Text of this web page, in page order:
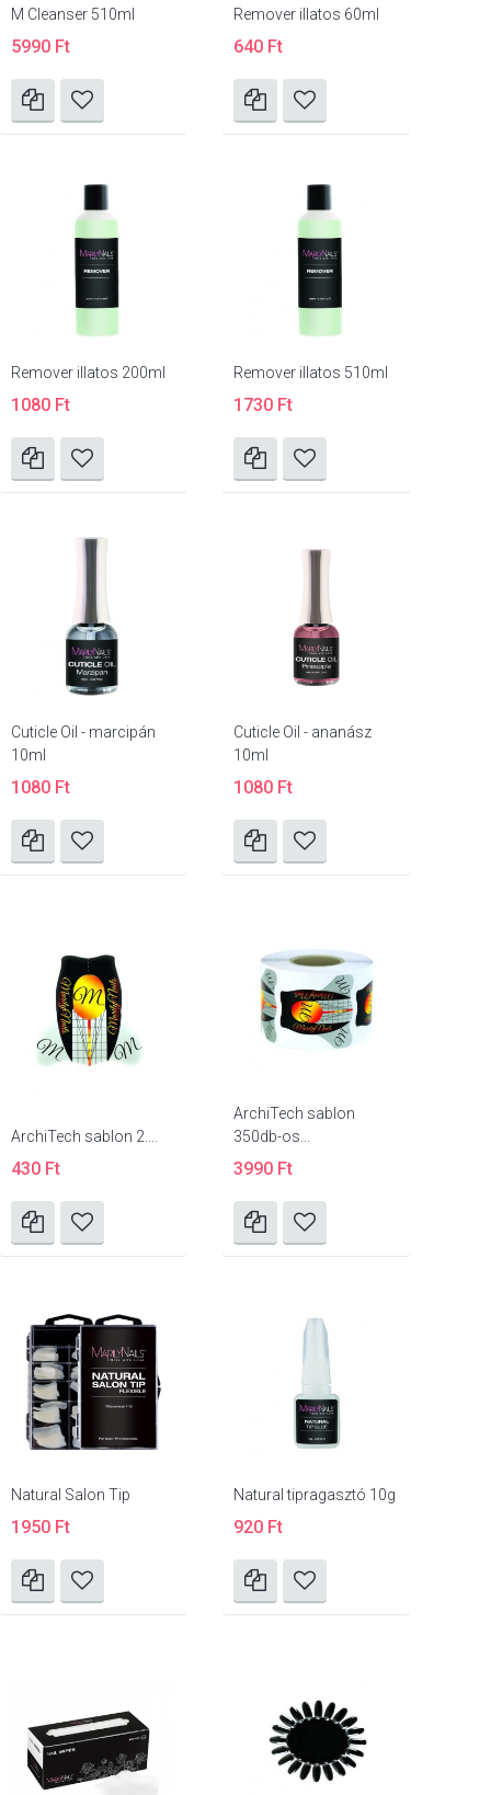
M Cleanser 510ml
5990 Ft
Remover illatos 60ml
640 Ft
Remover illatos 200ml
1080 Ft
Remover illatos 510ml
1730 Ft
Cuticle Oil - marcipán
10ml
1080 Ft
Cuticle Oil - ananász
10ml
1080 Ft
ArchiTech sablon 2....
430 Ft
ArchiTech sablon
350db-os...
3990 Ft
Natural Salon Tip
1950 Ft
Natural tipragasztó 10g
920 Ft